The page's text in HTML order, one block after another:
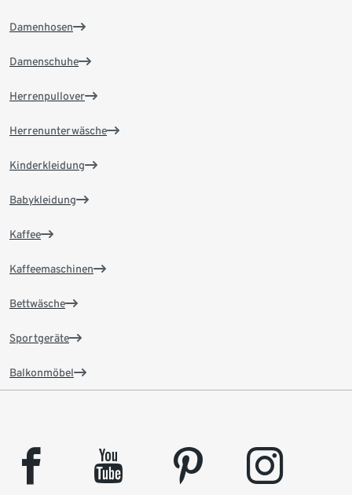
Damenhosen
Damenschuhe
Herrenpullover
Herrenunterwäsche
Kinderkleidung
Babykleidung
Kaffee
Kaffeemaschinen
Bettwäsche
Sportgeräte
Balkonmöbel
facebook youtube pinterest instagram